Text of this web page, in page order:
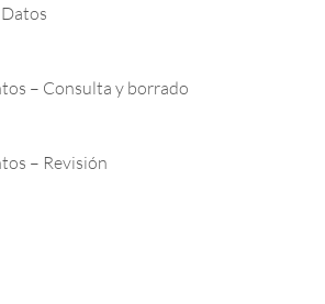
– Consulta y borrado
– Revisión